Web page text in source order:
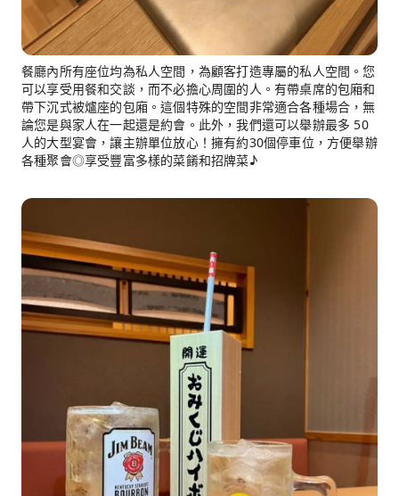
餐廳內所有座位均為私人空間，為顧客打造專屬的私人空間。您
可以享受用餐和交談，而不必擔心周圍的人。有帶桌席的包廂和
帶下沉式被爐座的包廂。這個特殊的空間非常適合各種場合，無
論您是與家人在一起還是約會。此外，我們還可以舉辦最多 50
人的大型宴會，讓主辦單位放心！擁有約30個停車位，方便舉辦
各種聚會◎享受豐富多樣的菜餚和招牌菜♪